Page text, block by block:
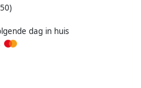
dag in huis